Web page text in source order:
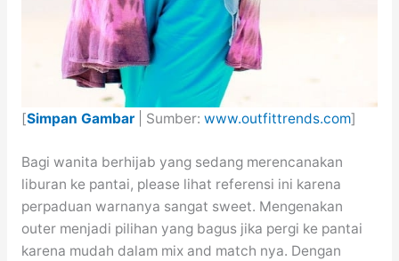
[Simpan Gambar| Sumber: www.outfittrends.com]
Bagi wanita berhijab yang sedang merencanakan
liburan ke pantai, please lihat referensi ini karena
perpaduan warnanya sangat sweet. Mengenakan
outer menjadi pilihan yang bagus jika pergi ke pantai
karena mudah dalam mix and match nya. Dengan